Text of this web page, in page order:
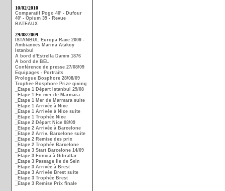
10/02/2010
Comparatif Pogo 40' - Dufour
40' - Opium 39 - Revue
BATEAUX
29/08/2009
ISTANBUL Europa Race 2009 -
Ambiances Marina Atakoy
Istanbul
A bord d'Estrella Damm 1876
A bord de BEL
Conférence de presse 27/08/09
Equipages - Portraits
Prologue Bosphore 28/08/09
Trophee Bosphore Prize giving
_Etape 1 Départ Istanbul 29/08
_Etape 1 En mer de Marmara
_Etape 1 Mer de Marmara suite
_Etape 1 Arrivée à Nice
_Etape 1 Arrivée à Nice suite
_Etape 1 Trophée Nice
_Etape 2 Départ Nice 08/09
_Etape 2 Arrivée à Barcelone
_Etape 2 Arriv. Barcelone suite
_Etape 2 Remise des prix
_Etape 2 Trophée Barcelone
_Etape 3 Start Barcelone 14/09
_Etape 3 Foncia à Gibraltar
_Etape 3 Passage Ile de Sein
_Etape 3 Arrivée à Brest
_Etape 3 Arrivée Brest suite
_Etape 3 Trophée Brest
_Etape 3 Remise Prix finale